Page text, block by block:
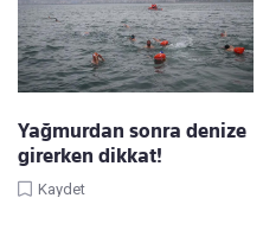
Yağmurdan sonra denize
girerken dikkat!
Kaydet